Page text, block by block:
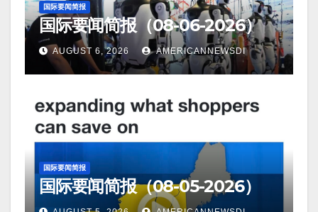
国际要闻简报
国际要闻简报（08-06-2026）
AUGUST 6, 2026 AMERICANNEWSDI
国际要闻简报
国际要闻简报（08-05-2026）